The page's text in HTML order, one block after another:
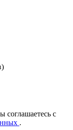
соглашаетесь с
.